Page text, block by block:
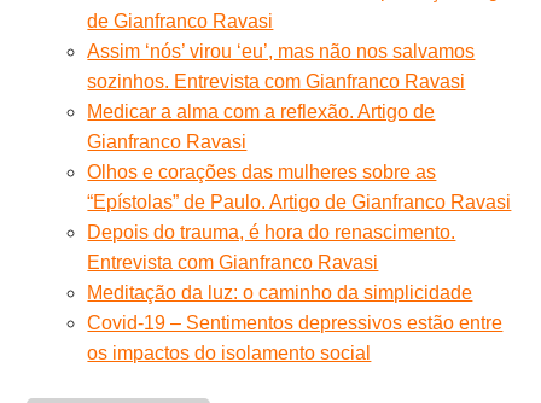
de Gianfranco Ravasi
Assim ‘nós’ virou ‘eu’, mas não nos salvamos
sozinhos. Entrevista com Gianfranco Ravasi
Medicar a alma com a reflexão. Artigo de
Gianfranco Ravasi
Olhos e corações das mulheres sobre as
“Epístolas” de Paulo. Artigo de Gianfranco Ravasi
Depois do trauma, é hora do renascimento.
Entrevista com Gianfranco Ravasi
Meditação da luz: o caminho da simplicidade
Covid-19 – Sentimentos depressivos estão entre
os impactos do isolamento social